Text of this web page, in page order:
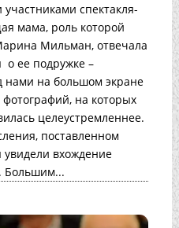
участниками спектакля-
мама, роль которой
Мильман, отвечала
ее подружке –
на большом экране
на которых
целеустремленнее.
поставленном
вхождение
Большим...